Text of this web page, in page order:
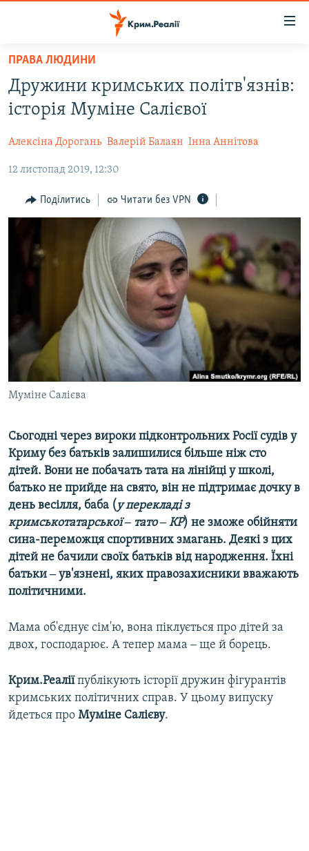
Перейти
основного
матеріалу
Перейти
до
навігації
Перейти
ВОДА.КРИМ
ВІДЕО ТА ФОТО
ПОЛІТИКА
БЛОГИ
ПОГЛЯД
ВСЕ ЗА ДЕНЬ
СПЕЦПРОЕКТИ
ВІДЕОУРОКИ «ELIFBE»
СВІДЧЕННЯ ОКУПАЦІЇ
УКРАЇНСЬКА ПРОБЛЕМА КРИМУ
ІНФОГРАФІКА
ЯК ОБІЙТИ БЛОКУВАННЯ
Русский
Qırımtatar
ДОЛУЧАЙСЯ!
Усі сайти RFE/RL
ПРАВА ЛЮДИНИ
Дружини кримських політв'язнів:
історія Муміне Салієвої
Алексіна Дорогань Валерій Балаян Інна Аннітова
12 листопад 2019, 12:30
Поділитись Читати без VPN
Муміне Салієва
Сьогодні через вироки підконтрольних Росії судів у
Криму без батьків залишилися більше ніж сто
дітей. Вони не побачать тата на лінійці у школі,
батько не прийде на свято, він не підтримає дочку в
день весілля, баба (у перекладі з
кримськотатарської ‒ тато ‒ КР) не зможе обійняти
сина-переможця спортивних змагань. Деякі з цих
дітей не бачили своїх батьків від народження. Їхні
батьки ‒ ув'язнені, яких правозахисники вважають
політичними.
Мама об'єднує сім'ю, вона піклується про дітей за
двох, господарює. А тепер мама ‒ ще й борець.
Крим.Реаліїпублікують історії дружин фігурантів
кримських політичних справ. У цьому випуску
йдеться про Муміне Салієву.